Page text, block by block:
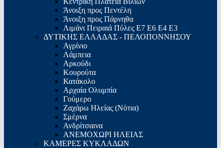
Άνοιξη προς Πεντέλη
Άνοιξη προς Πάρνηθα
Λιμάνι Πειραιά Πύλες Ε7 Ε6 Ε4 Ε3
ΔΥΤΙΚΗΣ ΕΛΛΑΔΑΣ - ΠΕΛΟΠΟΝΝΗΣΟΥ
Αγρίνιο
Λάμπεια
Αρκούδι
Κουρούτα
Κατάκολο
Aρχαία Ολυμπία
Γούμερο
Ζαχάρω Ηλείας (Νότια)
Σμέρνα
Ανδρίτσαινα
ΑΝΕΜΟΧΩΡΙ ΗΛΕΙΑΣ
ΚΑΜΕΡΕΣ ΚΥΚΛΑΔΩΝ